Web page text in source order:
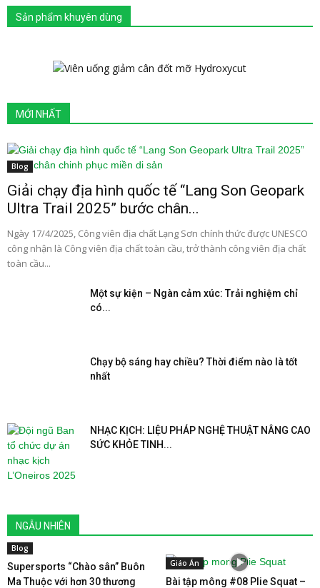
Sản phẩm khuyên dùng
MỚI NHẤT
Blog
Giải chạy địa hình quốc tế “Lang Son Geopark
Ultra Trail 2025” bước chân...
Ngày 17/4/2025, Công viên địa chất Lạng Sơn chính thức được UNESCO
công nhận là Công viên địa chất toàn cầu, trở thành công viên địa chất
toàn cầu...
Một sự kiện – Ngàn cảm xúc: Trải nghiệm chỉ
có...
Chạy bộ sáng hay chiều? Thời điểm nào là tốt
nhất
NHẠC KỊCH: LIỆU PHÁP NGHỆ THUẬT NÂNG CAO
SỨC KHỎE TINH...
NGẪU NHIÊN
Blog
Supersports “Chào sân” Buôn
Ma Thuộc với hơn 30 thương
Giáo Án
Bài tập mông #08 Plie Squat –